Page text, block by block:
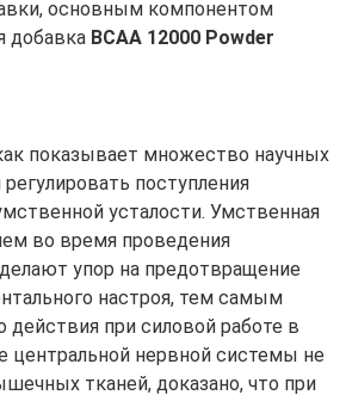
основным компонентом
добавка BCAA 12000 Powder
показывает множество научных
поступления
усталости. Умственная
во время проведения
упор на предотвращение
настроя, тем самым
при силовой работе в
центральной нервной системы не
тканей, доказано, что при